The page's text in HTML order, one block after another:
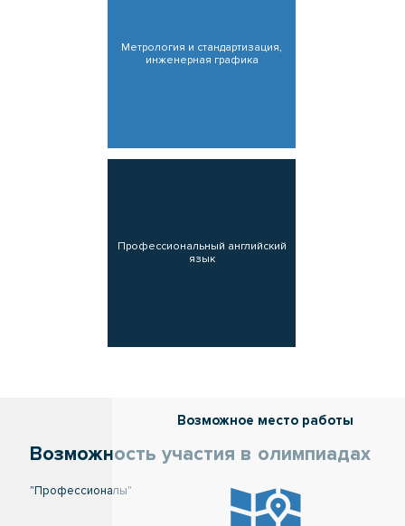
Метрология и стандартизация,
инженерная графика
Профессиональный английский
язык
Возможность участия в олимпиадах
"Профессионалы"